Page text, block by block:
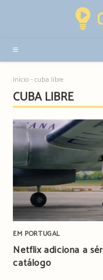
sidebar
Início-cuba libre
CUBA LIBRE
EM PORTUGAL
Netflix adiciona a
catálogo